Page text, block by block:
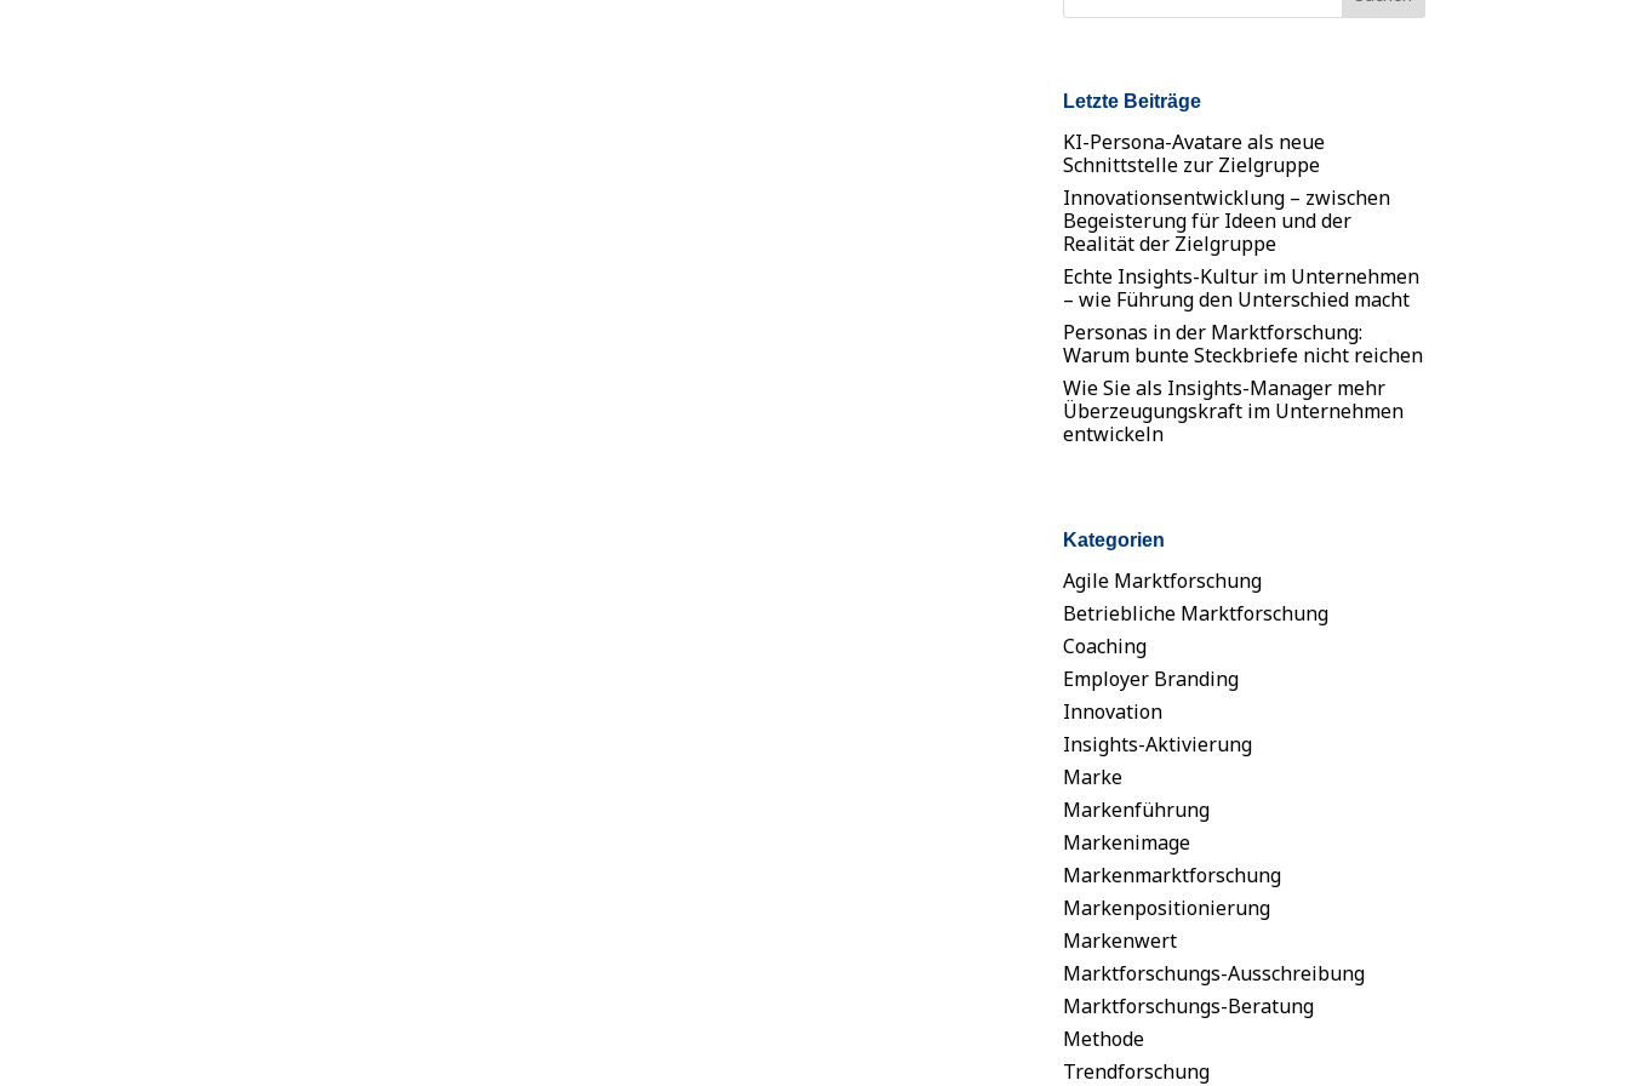
Letzte Beiträge
KI-Persona-Avatare als neue
Schnittstelle zur Zielgruppe
Innovationsentwicklung – zwischen
Begeisterung für Ideen und der
Realität der Zielgruppe
Echte Insights-Kultur im Unternehmen
– wie Führung den Unterschied macht
Personas in der Marktforschung:
Warum bunte Steckbriefe nicht reichen
Wie Sie als Insights-Manager mehr
Überzeugungskraft im Unternehmen
entwickeln
Kategorien
Agile Marktforschung
Betriebliche Marktforschung
Coaching
Employer Branding
Innovation
Insights-Aktivierung
Marke
Markenführung
Markenimage
Markenmarktforschung
Markenpositionierung
Markenwert
Marktforschungs-Ausschreibung
Marktforschungs-Beratung
Methode
Trendforschung